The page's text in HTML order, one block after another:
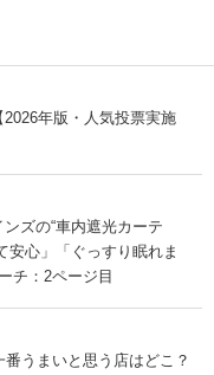
年版・人気投票実施
ズの“車内遮光カーテ
心」「ぐっすり眠れま
チ：2ページ目
うまいと思う店はどこ？